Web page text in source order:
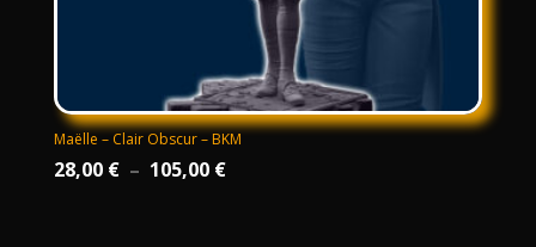
Maëlle – Clair Obscur – BKM
28,00 € – 105,00 €Plage